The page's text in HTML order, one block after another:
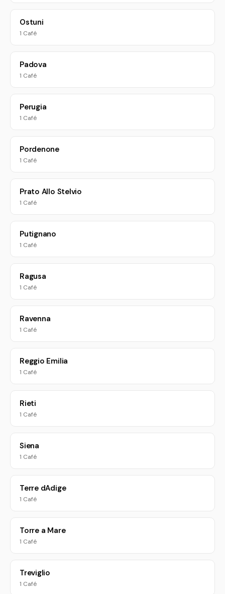
Ostuni
1 Café
Padova
1 Café
Perugia
1 Café
Pordenone
1 Café
Prato Allo Stelvio
1 Café
Putignano
1 Café
Ragusa
1 Café
Ravenna
1 Café
Reggio Emilia
1 Café
Rieti
1 Café
Siena
1 Café
Terre dAdige
1 Café
Torre a Mare
1 Café
Treviglio
1 Café